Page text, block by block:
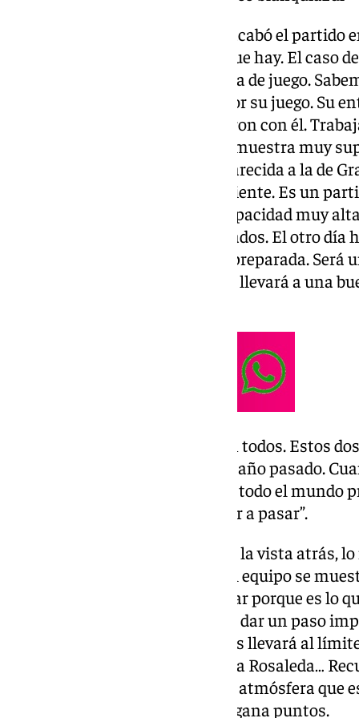
Partido ante el Elche. “Cuando acabó el partido
marcado. Sabemos los rivales que hay. El caso
que te llevan al límite por su idea de juego.
para estar arriba y sobre todo por su juego. Su
tenemos jugadores que estuvieron con él.
le gusta dormir los partidos. Se muestra muy
una capacidad de resistencia parecida a la de
tenemos que ser atrevidos y valiente. Es un
rival y su plan. Tenemos una capacidad muy
necesitamos para estar preparados. El otro
buena. la gente tiene que estar preparada.
saber dónde y cómo atacar. Nos llevará a una
Elche. “Estoy muy contento con todos. Estos
que me han gustado más que el año pasado.
que darle continuidad. Que esté todo el mundo
día no significa que vaya a volver a pasar”.
Buen momento. «Cuando echas la vista atrás,
Hay situaciones en las cuales el equipo se
datos están ahí. No quiero hablar porque es lo
una situación inmejorable para dar un paso
focalizados en el partido que nos llevará al
táctico, físico, la atmósfera de La Rosaleda…
a castalia al playoff y había una atmósfera que
consiguiendo entre todos y eso gana puntos.